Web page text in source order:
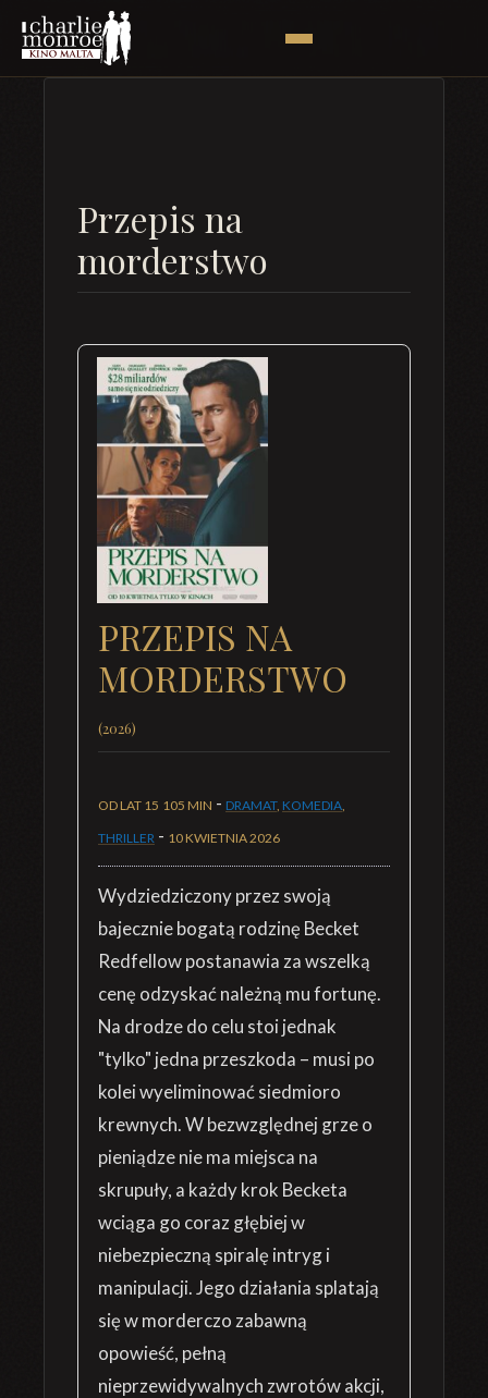
Przepis na
morderstwo
PRZEPIS NA
MORDERSTWO
(2026)
OD LAT 15 105 MIN - DRAMAT, KOMEDIA,
THRILLER - 10 KWIETNIA 2026
Wydziedziczony przez swoją
bajecznie bogatą rodzinę Becket
Redfellow postanawia za wszelką
cenę odzyskać należną mu fortunę.
Na drodze do celu stoi jednak
"tylko" jedna przeszkoda – musi po
kolei wyeliminować siedmioro
krewnych. W bezwzględnej grze o
pieniądze nie ma miejsca na
skrupuły, a każdy krok Becketa
wciąga go coraz głębiej w
niebezpieczną spiralę intryg i
manipulacji. Jego działania splatają
się w morderczo zabawną
opowieść, pełną
nieprzewidywalnych zwrotów akcji,